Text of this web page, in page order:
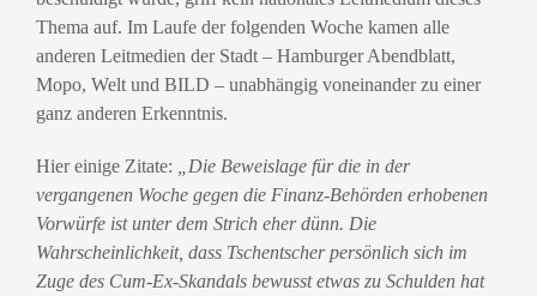
Thema auf. Im Laufe der folgenden Woche kamen alle
anderen Leitmedien der Stadt – Hamburger Abendblatt,
Mopo, Welt und BILD – unabhängig voneinander zu einer
ganz anderen Erkenntnis.
Hier einige Zitate: „Die Beweislage für die in der
vergangenen Woche gegen die Finanz-Behörden erhobenen
Vorwürfe ist unter dem Strich eher dünn. Die
Wahrscheinlichkeit, dass Tschentscher persönlich sich im
Zuge des Cum-Ex-Skandals bewusst etwas zu Schulden hat